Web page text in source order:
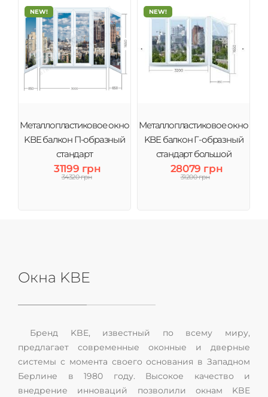
NEW!
Металлопластиковое окно
KBE балкон П-образный
стандарт
31199 грн
34320 грн
NEW!
Металлопластиковое окно
KBE балкон Г-образный
стандарт большой
28079 грн
31200 грн
Окна KBE
Бренд KBE, известный по всему миру,
предлагает современные оконные и дверные
системы с момента своего основания в Западном
Берлине в 1980 году. Высокое качество и
внедрение инноваций позволили окнам KBE